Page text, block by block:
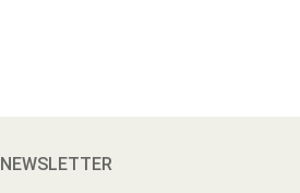
NEWSLETTER